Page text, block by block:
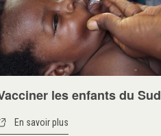
les enfants du Sud
En savoir plus